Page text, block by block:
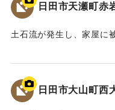
日田市天瀬町赤
土石流が発生し、家屋に
2020/7/6｜固有コード:
日田市大山町西